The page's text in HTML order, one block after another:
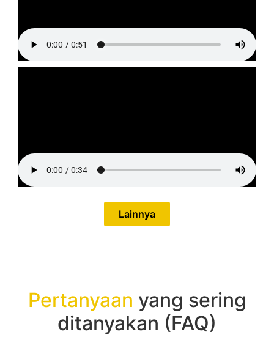
Lainnya
Pertanyaan yang sering
ditanyakan (FAQ)